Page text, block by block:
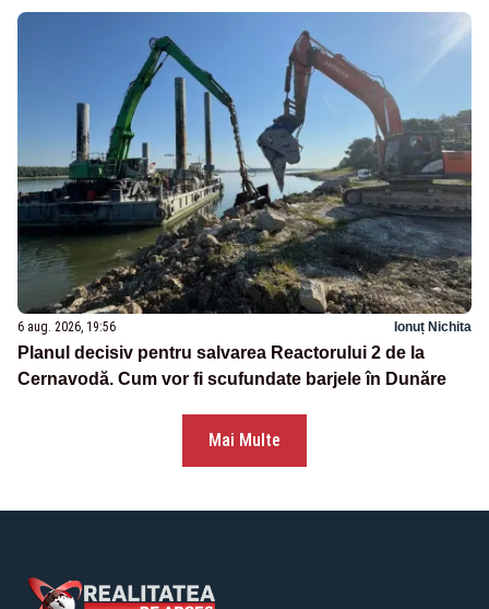
6 aug. 2026, 19:56 Ionuț Nichita
Planul decisiv pentru salvarea Reactorului 2 de la
Cernavodă. Cum vor fi scufundate barjele în Dunăre
Mai Multe